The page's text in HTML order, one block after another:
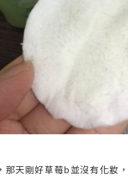
那天剛好草莓b並沒有化妝